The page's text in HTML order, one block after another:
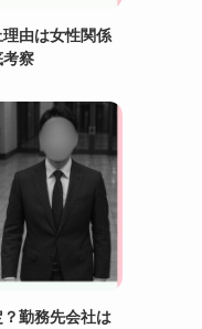
理由は女性関係
考察
勤務先会社は